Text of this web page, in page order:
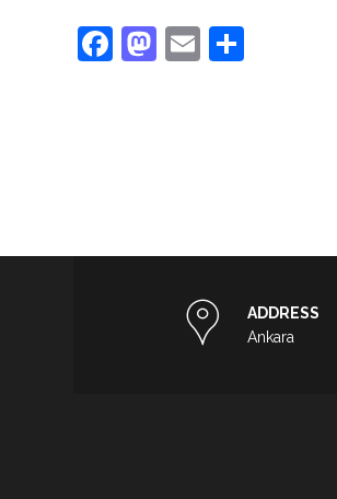
Facebook
Mastodon
Email
ADDRESS
Ankara